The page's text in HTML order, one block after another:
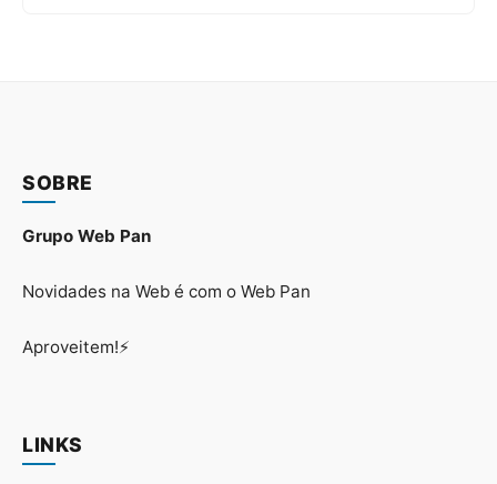
SOBRE
Grupo Web Pan
Novidades na Web é com o Web Pan
Aproveitem!⚡
LINKS